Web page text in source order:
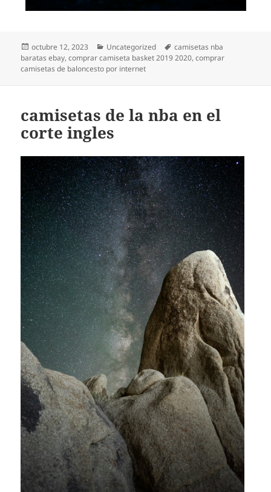
Publicado
el
octubre 12, 2023 Categorías
Uncategorized Etiquetas
camisetas nba
baratas ebay,comprar camiseta basket 2019 2020,comprar
camisetas de baloncesto por internet
camisetas de la nba en el
corte ingles